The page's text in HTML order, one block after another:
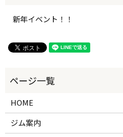
新年イベント！！
HOME
ジム案内